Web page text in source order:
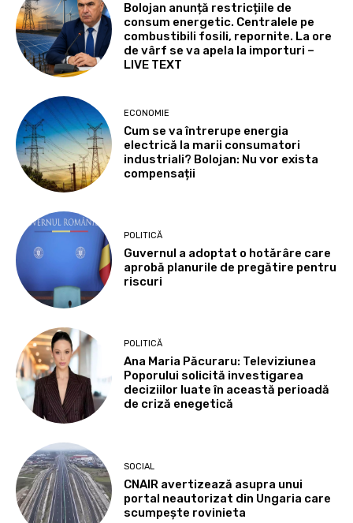
Bolojan anunță restricțiile de
consum energetic. Centralele pe
combustibili fosili, repornite. La ore
de vârf se va apela la importuri –
LIVE TEXT
ECONOMIE
Cum se va întrerupe energia
electrică la marii consumatori
industriali? Bolojan: Nu vor exista
compensații
POLITICĂ
Guvernul a adoptat o hotărâre care
aprobă planurile de pregătire pentru
riscuri
POLITICĂ
Ana Maria Păcuraru: Televiziunea
Poporului solicită investigarea
deciziilor luate în această perioadă
de criză enegetică
SOCIAL
CNAIR avertizează asupra unui
portal neautorizat din Ungaria care
scumpește rovinieta